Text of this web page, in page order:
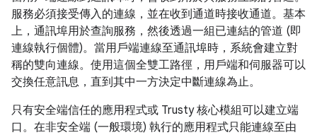
服務必須接受傳入的連線，並在收到通道時接收通道。基本
上，通訊埠用於查詢服務，然後透過一組已連結的管道 (即
連線執行個體)。當用戶端連線至通訊埠時，系統會建立對
稱的雙向連線。使用這個全雙工路徑，用戶端和伺服器可以
交換任意訊息，直到其中一方決定中斷連線為止。
只有安全端信任的應用程式或 Trusty 核心模組可以建立端
口。在非安全端 (一般環境) 執行的應用程式只能連線至由